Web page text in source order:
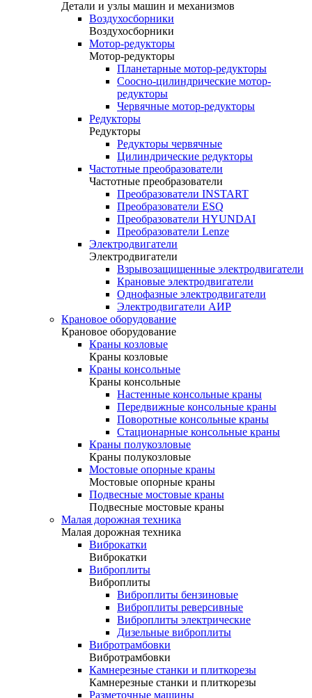
Детали и узлы машин и механизмов
Воздухосборники
Воздухосборники
Мотор-редукторы
Мотор-редукторы
Планетарные мотор-редукторы
Соосно-цилиндрические мотор-
редукторы
Червячные мотор-редукторы
Редукторы
Редукторы
Редукторы червячные
Цилиндрические редукторы
Частотные преобразователи
Частотные преобразователи
Преобразователи INSTART
Преобразователи ESQ
Преобразователи HYUNDAI
Преобразователи Lenze
Электродвигатели
Электродвигатели
Взрывозащищенные электродвигатели
Крановые электродвигатели
Однофазные электродвигатели
Электродвигатели АИР
Крановое оборудование
Крановое оборудование
Краны козловые
Краны козловые
Краны консольные
Краны консольные
Настенные консольные краны
Передвижные консольные краны
Поворотные консольные краны
Стационарные консольные краны
Краны полукозловые
Краны полукозловые
Мостовые опорные краны
Мостовые опорные краны
Подвесные мостовые краны
Подвесные мостовые краны
Малая дорожная техника
Малая дорожная техника
Виброкатки
Виброкатки
Виброплиты
Виброплиты
Виброплиты бензиновые
Виброплиты реверсивные
Виброплиты электрические
Дизельные виброплиты
Вибротрамбовки
Вибротрамбовки
Камнерезные станки и плиткорезы
Камнерезные станки и плиткорезы
Разметочные машины